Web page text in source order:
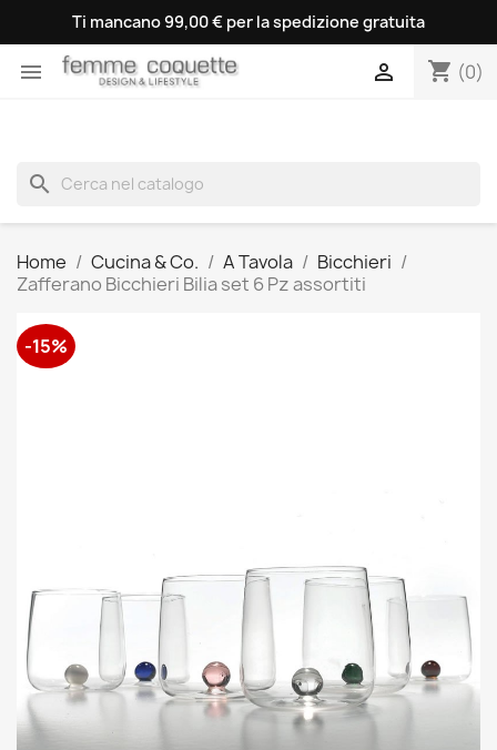
Ti mancano 99,00 € per la spedizione gratuita
 shopping_cart (0)

search
Home Cucina & Co. A Tavola
Bicchieri
Zafferano Bicchieri Bilia set 6 Pz assortiti
-15%